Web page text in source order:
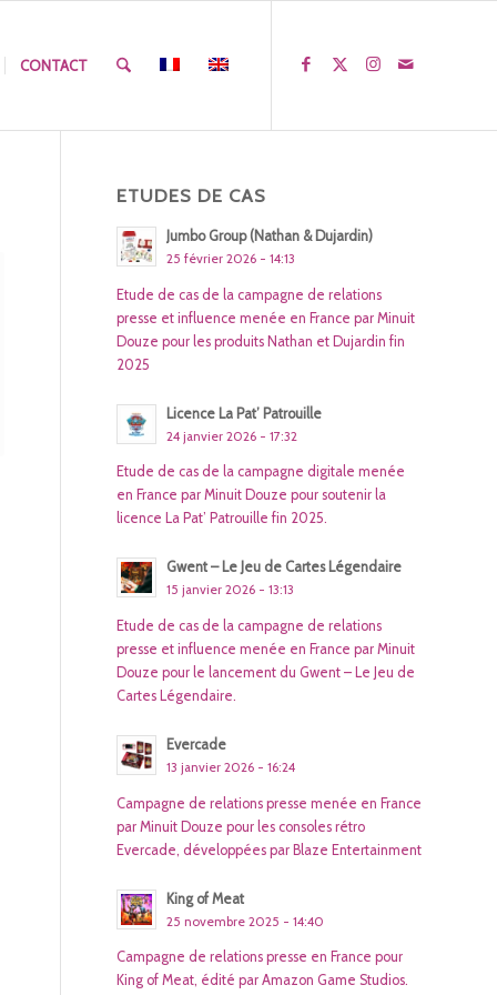
CONTACT
ETUDES DE CAS
Jumbo Group (Nathan & Dujardin)
25 février 2026 - 14:13
Etude de cas de la campagne de relations
presse et influence menée en France par Minuit
Douze pour les produits Nathan et Dujardin fin
2025
Licence La Pat’ Patrouille
24 janvier 2026 - 17:32
Etude de cas de la campagne digitale menée
en France par Minuit Douze pour soutenir la
licence La Pat’ Patrouille fin 2025.
Gwent – Le Jeu de Cartes Légendaire
15 janvier 2026 - 13:13
Etude de cas de la campagne de relations
presse et influence menée en France par Minuit
Douze pour le lancement du Gwent – Le Jeu de
Cartes Légendaire.
Evercade
13 janvier 2026 - 16:24
Campagne de relations presse menée en France
par Minuit Douze pour les consoles rétro
Evercade, développées par Blaze Entertainment
King of Meat
25 novembre 2025 - 14:40
Campagne de relations presse en France pour
King of Meat, édité par Amazon Game Studios.